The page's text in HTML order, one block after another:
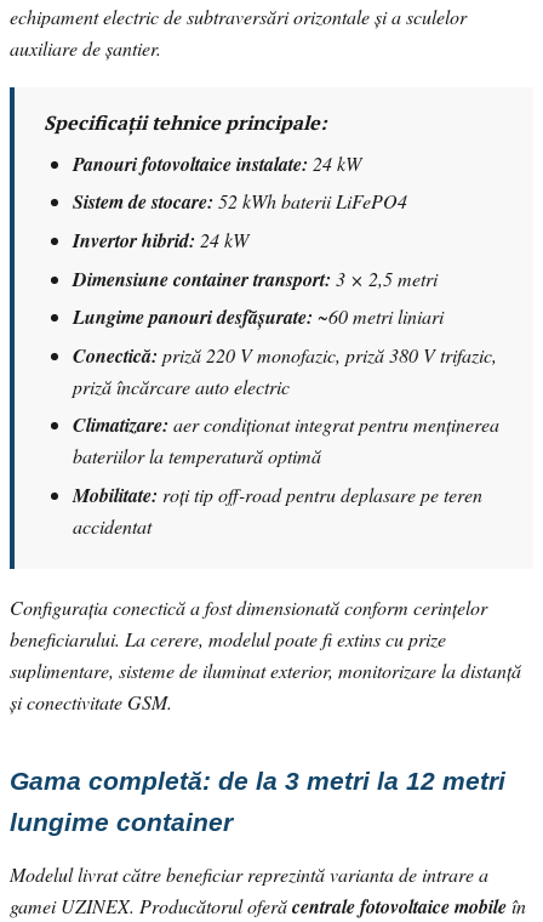
echipament electric de subtraversări orizontale și a sculelor
auxiliare de șantier.
Specificații tehnice principale:
Panouri fotovoltaice instalate: 24 kW
Sistem de stocare: 52 kWh baterii LiFePO4
Invertor hibrid: 24 kW
Dimensiune container transport: 3 × 2,5 metri
Lungime panouri desfășurate: ~60 metri liniari
Conectică: priză 220 V monofazic, priză 380 V trifazic,
priză încărcare auto electric
Climatizare: aer condiționat integrat pentru menținerea
bateriilor la temperatură optimă
Mobilitate: roți tip off-road pentru deplasare pe teren
accidentat
Configurația conectică a fost dimensionată conform cerințelor
beneficiarului. La cerere, modelul poate fi extins cu prize
suplimentare, sisteme de iluminat exterior, monitorizare la distanță
și conectivitate GSM.
Gama completă: de la 3 metri la 12 metri
lungime container
Modelul livrat către beneficiar reprezintă varianta de intrare a
gamei UZINEX. Producătorul oferăcentrale fotovoltaice mobileîn